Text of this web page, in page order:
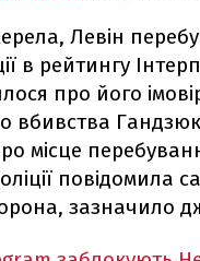
Левін
в рейтингу
про його
вбивства
місце
повідомила
зазначило